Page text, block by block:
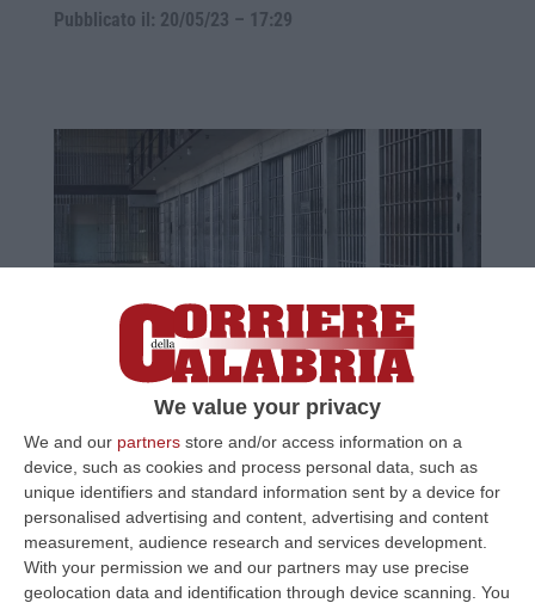
We value your privacy
We and our partners store and/or access information on a
device, such as cookies and process personal data, such as
unique identifiers and standard information sent by a device for
personalised advertising and content, advertising and content
measurement, audience research and services development.
With your permission we and our partners may use precise
geolocation data and identification through device scanning. You
Pubblicato il: 20/05/23 – 17:29
«Devastato il reparto dei detenuti
psichiatrici nel carcere di Reggio
Calabria»
La denuncia del Sappe: «Poliziotti costretti a
subire tanta violenza per le scelte scellerate
di chi ha chiuso gli Opg»
Pubblicato il: 14/05/23 – 13:03